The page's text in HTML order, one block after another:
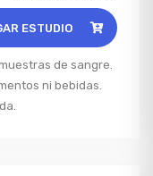
ESTUDIO
de sangre.
ni bebidas.